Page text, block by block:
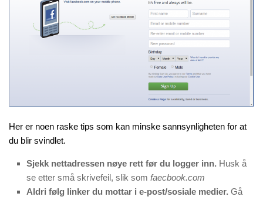
Her er noen raske tips som kan minske sannsynligheten for at
du blir svindlet.
Sjekk nettadressen nøye rett før du logger inn. Husk å
se etter små skrivefeil, slik som faecbook.com
Aldri følg linker du mottar i e-post/sosiale medier. Gå